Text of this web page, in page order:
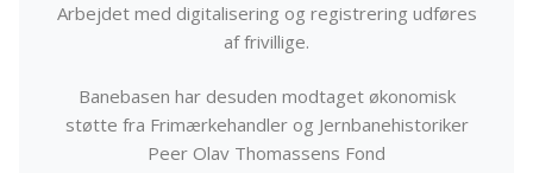
Arbejdet med digitalisering og registrering udføres
af frivillige.
Banebasen har desuden modtaget økonomisk
støtte fra Frimærkehandler og Jernbanehistoriker
Peer Olav Thomassens Fond